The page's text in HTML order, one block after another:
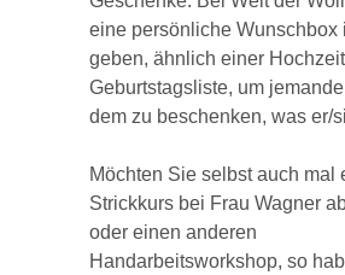
eine persönliche Wunschbox
geben, ähnlich einer
Geburtstagsliste, um
dem zu beschenken, was er/
Möchten Sie selbst auch mal
Strickkurs bei Frau Wagner
oder einen anderen
Handarbeitsworkshop, so